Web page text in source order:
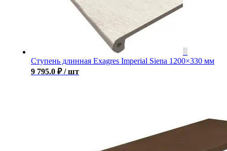
Ступень длинная Exagres Imperial Siena 1200×330 мм
9 795.0 ₽ / шт